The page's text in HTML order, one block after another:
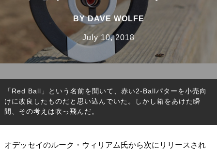
BYDAVE WOLFE
July 10, 2018
「Red Ball」という名前を聞いて、赤い2-Ballパターを小売向
けに改良したものだと思い込んでいた。しかし箱をあけた瞬
間、その考えは吹っ飛んだ。
オデッセイのルーク・ウィリアム氏から次にリリースされ
テスト・データ検証
Golf News ゴルフニュース
REVIEWS 製品レビュー
FAIRWAY WOODS フェアウェイウッド
HYBRIDS ハイブリッド
力してください。